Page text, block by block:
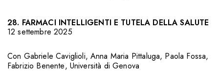
28. FARMACI INTELLIGENTI E TUTELA DELLA SALUTE
12 settembre 2025
Con Gabriele Caviglioli, Anna Maria Pittaluga, Paola Fossa,
Fabrizio Benente, Università di Genova